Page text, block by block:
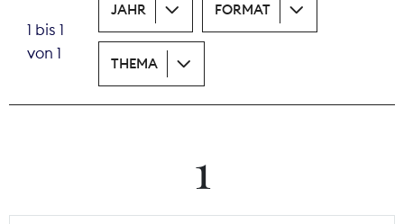
Recht
Tarifpolitik
Theodor-Wolff-Preis
1 bis 1
von 1
JAHR FORMAT
THEMA
1